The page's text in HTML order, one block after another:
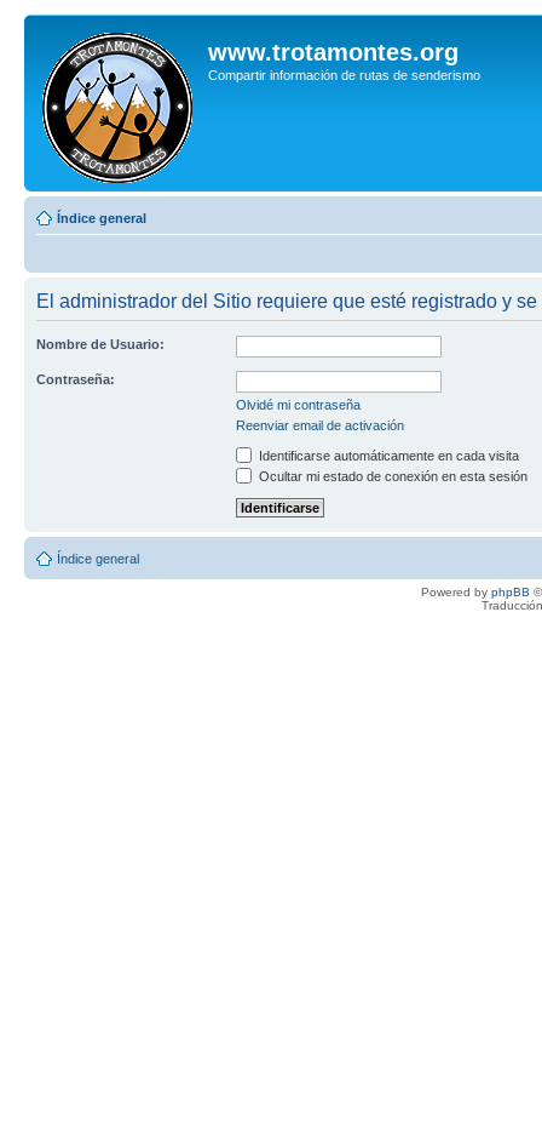
www.trotamontes.org
Compartir información de rutas de senderismo
Índice general
El administrador del Sitio requiere que esté registrado y
Nombre de Usuario:
Contraseña:
Olvidé mi contraseña
Reenviar email de activación
Identificarse automáticamente en cada visita
Ocultar mi estado de conexión en esta sesión
Índice general
Powered by phpBB